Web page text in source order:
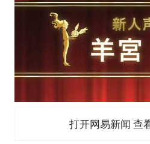
打开网易新闻 查